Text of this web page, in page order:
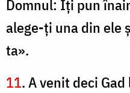
Domnul: Îţi pun
alege-ţi una din ele
ta».
11. A venit deci